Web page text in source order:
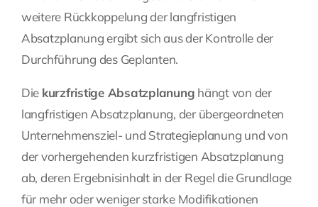
weitere Rückkoppelung der langfristigen
Absatzplanung ergibt sich aus der Kontrolle der
Durchführung des Geplanten.
Die kurzfristige Absatzplanung hängt von der
langfristigen Absatzplanung, der übergeordneten
Unternehmensziel- und Strategieplanung und von
der vorhergehenden kurzfristigen Absatzplanung
ab, deren Ergebnisinhalt in der Regel die Grundlage
für mehr oder weniger starke Modifikationen